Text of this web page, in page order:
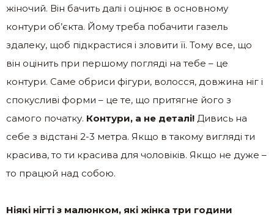
жіночий. Він бачить далі і оцінює в основному
контури об’єкта. Йому треба побачити газель
здалеку, щоб підкрастися і зловити її. Тому все, що
він оцінить при першому погляді на тебе – це
контури. Саме обриси фігури, волосся, довжина ніг і
спокусливі форми – це те, що притягне його з
самого початку. Контури, а не деталі! Дивись на
себе з відстані 2-3 метра. Якщо в такому вигляді ти
красива, то ти красива для чоловіків. Якщо не дуже –
то працюй над собою.
Ніякі нігті з малюнком, які жінка три години